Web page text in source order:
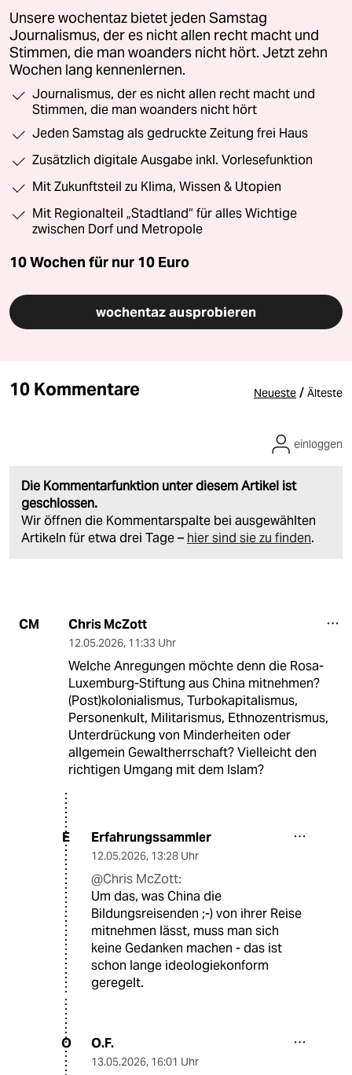
Unsere wochentaz bietet jeden Samstag
Journalismus, der es nicht allen recht macht und
Stimmen, die man woanders nicht hört. Jetzt zehn
Wochen lang kennenlernen.
Journalismus, der es nicht allen recht macht und
Stimmen, die man woanders nicht hört
Jeden Samstag als gedruckte Zeitung frei Haus
Zusätzlich digitale Ausgabe inkl. Vorlesefunktion
Mit Zukunftsteil zu Klima, Wissen & Utopien
Mit Regionalteil „Stadtland“ für alles Wichtige
zwischen Dorf und Metropole
10 Wochen für nur 10 Euro
wochentaz ausprobieren
10 Kommentare Neueste / Älteste
Die Kommentarfunktion unter diesem Artikel ist
geschlossen.
Wir öffnen die Kommentarspalte bei ausgewählten
Artikeln für etwa drei Tage – hier sind sie zu finden.
einloggen
CM Chris McZott
12.05.2026, 11:33 Uhr
Welche Anregungen möchte denn die Rosa-
Luxemburg-Stiftung aus China mitnehmen?
(Post)kolonialismus, Turbokapitalismus,
Personenkult, Militarismus, Ethnozentrismus,
Unterdrückung von Minderheiten oder
allgemein Gewaltherrschaft? Vielleicht den
richtigen Umgang mit dem Islam?
E Erfahrungssammler
12.05.2026, 13:28 Uhr
@Chris McZott:
Um das, was China die
Bildungsreisenden ;-) von ihrer Reise
mitnehmen lässt, muss man sich
keine Gedanken machen - das ist
schon lange ideologiekonform
geregelt.
O O.F.
13.05.2026, 16:01 Uhr